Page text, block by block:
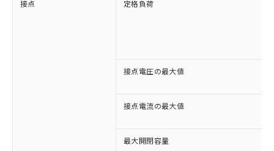
接点 定格負荷
接点電圧の最大値
接点電流の最大値
最大開閉容量